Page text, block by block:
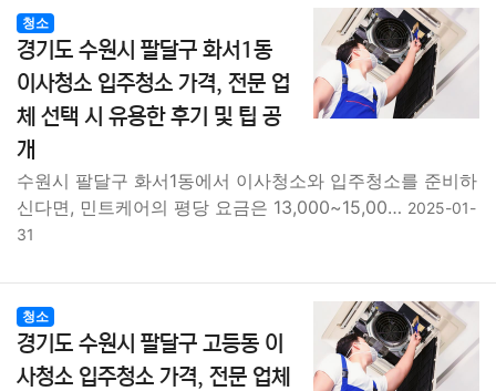
청소
경기도 수원시 팔달구 화서1동
이사청소 입주청소 가격, 전문 업
체 선택 시 유용한 후기 및 팁 공
개
수원시 팔달구 화서1동에서 이사청소와 입주청소를 준비하
신다면, 민트케어의 평당 요금은 13,000~15,00… 2025-01-
31
청소
경기도 수원시 팔달구 고등동 이
사청소 입주청소 가격, 전문 업체